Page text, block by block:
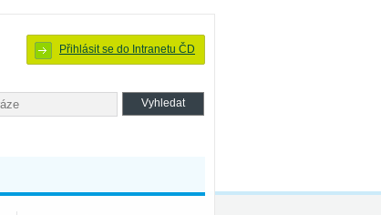
Přihlásit se do Intranetu ČD